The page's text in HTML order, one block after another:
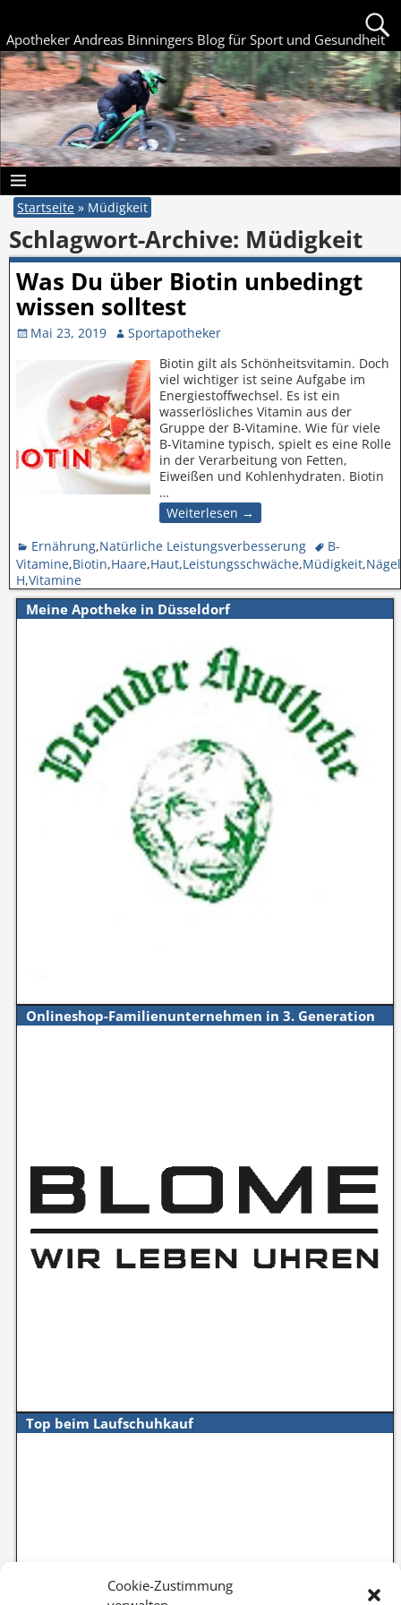
Cookie-Zustimmung
Apotheker Andreas Binningers Blog für Sport und Gesundheit
Startseite » Müdigkeit
Schlagwort-Archive: Müdigkeit
Was Du über Biotin unbedingt
wissen solltest
Mai 23, 2019
Sportapotheker
Biotin gilt als Schönheitsvitamin. Doch
viel wichtiger ist seine Aufgabe im
Energiestoffwechsel. Es ist ein
wasserlösliches Vitamin aus der
Gruppe der B-Vitamine. Wie für viele
B-Vitamine typisch, spielt es eine Rolle
in der Verarbeitung von Fetten,
Eiweißen und Kohlenhydraten. Biotin
…
Weiterlesen →
Ernährung,Natürliche Leistungsverbesserung
B-
Vitamine,Biotin,Haare,Haut,Leistungsschwäche,Müdigkeit,Nägel
H,Vitamine
Meine Apotheke in Düsseldorf
Onlineshop-Familienunternehmen in 3. Generation
Top beim Laufschuhkauf